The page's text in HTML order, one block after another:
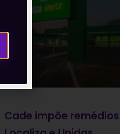
Cade impõe